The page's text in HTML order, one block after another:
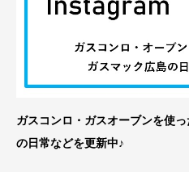
ガスコンロ・ガスオーブンを使
の日常などを更新中♪